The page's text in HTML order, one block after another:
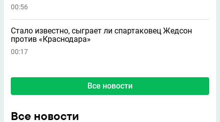
00:56
Стало известно, сыграет ли спартаковец Жедсон
против «Краснодара»
00:17
Все новости
Все новости